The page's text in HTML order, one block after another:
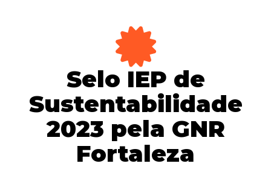
Selo IEP de
Sustentabilidade
2023 pela GNR
Fortaleza